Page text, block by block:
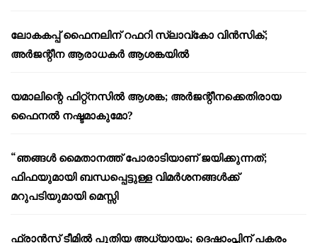
ലോകകപ്പ് ഫൈനലിന് റഫറി സ്ലാവ്‌കോ വിൻസിക്;
അർജന്റീന ആരാധകർ ആശങ്കയിൽ
യമാലിന്റെ ഫിറ്റ്നസിൽ ആശങ്ക; അർജന്റീനക്കെതിരായ
ഫൈനൽ നഷ്ടമാകുമോ?
“ഞങ്ങൾ മൈതാനത്ത് പോരാടിയാണ് ജയിക്കുന്നത്;
ഫിഫയുമായി ബന്ധപ്പെട്ടുള്ള വിമർശനങ്ങൾക്ക്
മറുപടിയുമായി മെസ്സി
ഫ്രാൻസ് ടീമിൽ പുതിയ അധ്യായം; ദെഷാംപ്സിന് പകരം